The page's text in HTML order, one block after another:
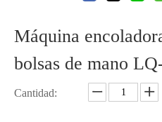
Máquina
bolsas de mano
Cantidad: